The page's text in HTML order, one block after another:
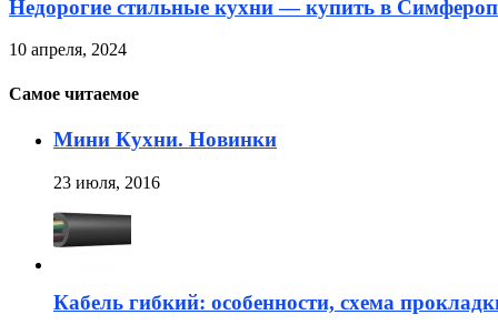
Недорогие стильные кухни — купить в
10 апреля, 2024
Самое читаемое
Мини Кухни. Новинки
23 июля, 2016
Кабель гибкий: особенности, схема